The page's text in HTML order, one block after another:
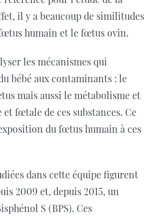
il y a beaucoup de similitudes
humain et le fœtus ovin.
les mécanismes qui
bébé aux contaminants : le
mais aussi le métabolisme et
fœtale de ces substances. Ce
du fœtus humain à ces
dans cette équipe figurent
2009 et, depuis 2015, un
S (BPS). Ces